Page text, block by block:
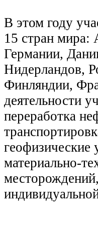
В этом году
15 стран мира:
Германии,
Нидерландов,
Финляндии,
деятельности
переработка
материально-